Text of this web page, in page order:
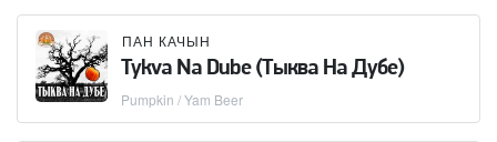
ПАН КАЧЫН
Tykva Na Dube (Тыква На Дубе)
Pumpkin / Yam Beer